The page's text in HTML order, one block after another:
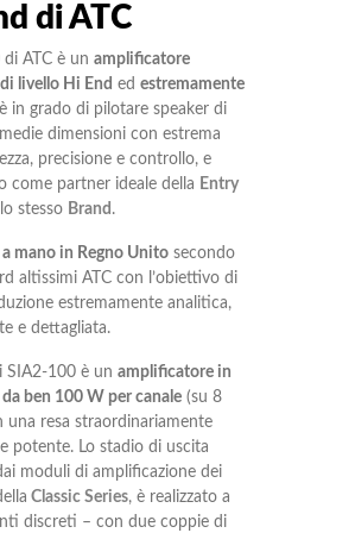
di ATC
di ATC è un amplificatore
livello Hi End ed estremamente
in grado di pilotare speaker di
dimensioni con estrema
precisione e controllo, e
come partner ideale della Entry
stesso Brand .
mano in Regno Unito secondo
altissimi ATC con l’obiettivo di
estremamente analitica,
e dettagliata.
SIA2-100 è un amplificatore in
da ben 100 W per canale (su 8
una resa straordinariamente
potente. Lo stadio di uscita
moduli di amplificazione dei
Classic Series, è realizzato a
discreti – con due coppie di